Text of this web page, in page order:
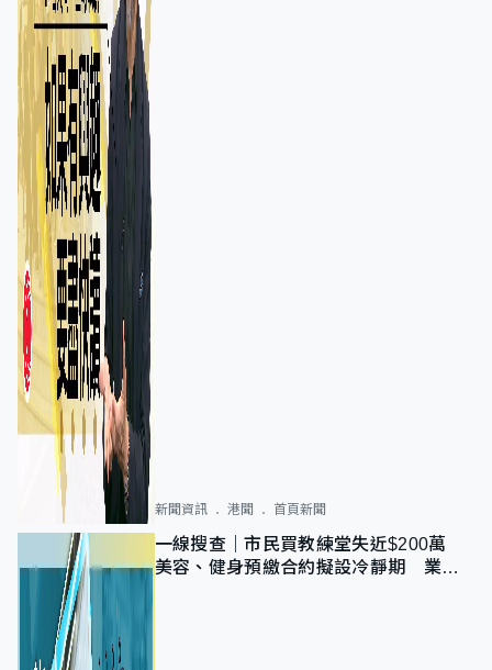
新聞資訊 港聞 首頁新聞
一線搜查｜市民買教練堂失近$200萬
美容、健身預繳合約擬設冷靜期 業界